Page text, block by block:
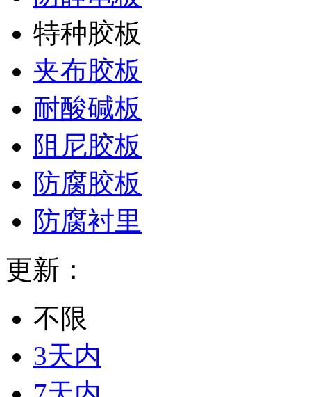
特种胶板
夹布胶板
耐酸碱板
阻尼胶板
防腐胶板
防腐衬里
更新：
不限
3天内